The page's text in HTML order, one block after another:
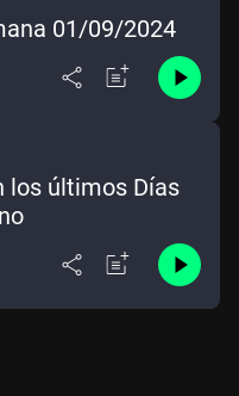
01/09/2024
los últimos Días